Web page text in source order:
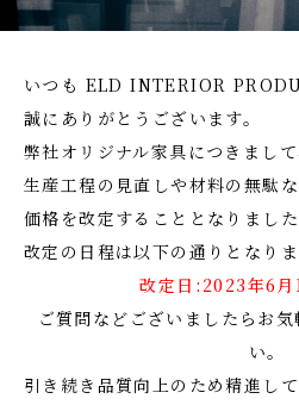
いつも ELD INTERIOR
誠にありがとうございます。
弊社オリジナル家具につきまし
生産工程の見直しや材料の無駄
価格を改定することとなりました
改定の日程は以下の通りとなりま
改定日:2023年6月
ご質問などございましたらお
い。
引き続き品質向上のため精進し